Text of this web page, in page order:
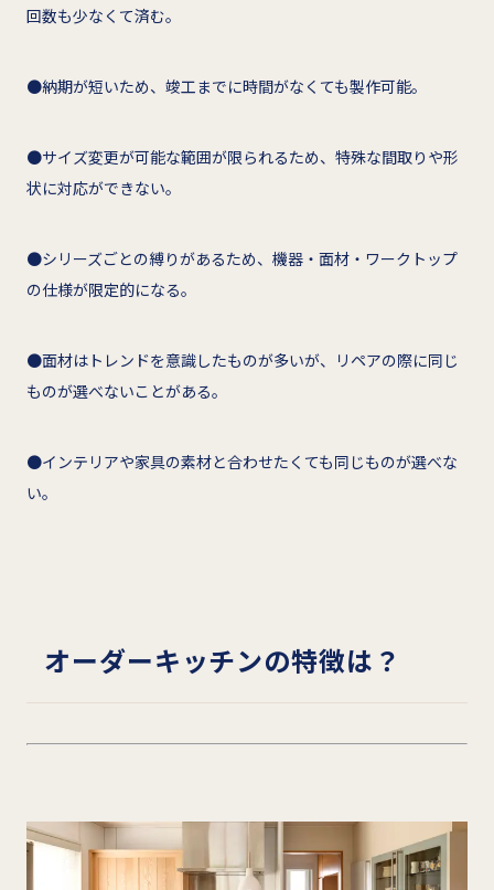
回数も少なくて済む。
●納期が短いため、竣工までに時間がなくても製作可能。
●サイズ変更が可能な範囲が限られるため、特殊な間取りや形
状に対応ができない。
●シリーズごとの縛りがあるため、機器・面材・ワークトップ
の仕様が限定的になる。
●面材はトレンドを意識したものが多いが、リペアの際に同じ
ものが選べないことがある。
●インテリアや家具の素材と合わせたくても同じものが選べな
い。
オーダーキッチンの特徴は？